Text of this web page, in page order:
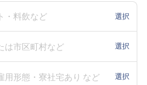
業界情報コラム
・料飲など 選択
は市区町村など 選択
用形態・寮社宅あり など 選択